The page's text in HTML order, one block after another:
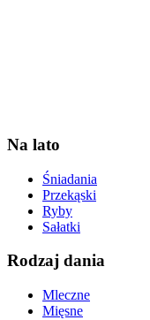
Na lato
Śniadania
Przekąski
Ryby
Sałatki
Rodzaj dania
Mleczne
Mięsne